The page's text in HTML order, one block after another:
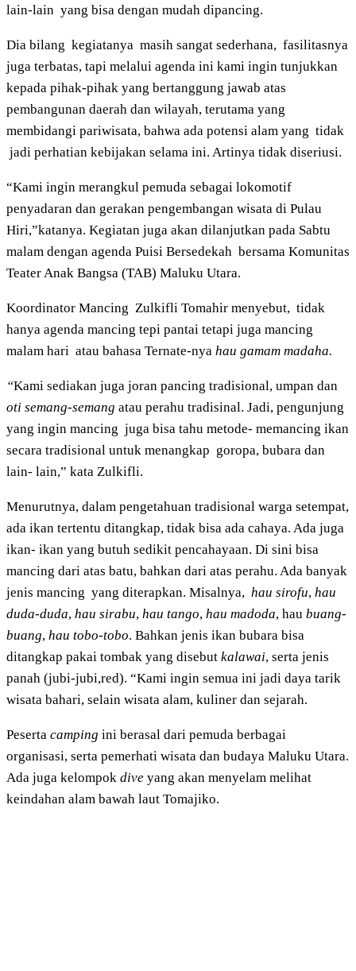
lain-lain yang bisa dengan mudah dipancing.
Dia bilang kegiatanya masih sangat sederhana, fasilitasnya
juga terbatas, tapi melalui agenda ini kami ingin tunjukkan
kepada pihak-pihak yang bertanggung jawab atas
pembangunan daerah dan wilayah, terutama yang
membidangi pariwisata, bahwa ada potensi alam yang tidak
jadi perhatian kebijakan selama ini. Artinya tidak diseriusi.
“Kami ingin merangkul pemuda sebagai lokomotif
penyadaran dan gerakan pengembangan wisata di Pulau
Hiri,”katanya. Kegiatan juga akan dilanjutkan pada Sabtu
malam dengan agenda Puisi Bersedekah bersama Komunitas
Teater Anak Bangsa (TAB) Maluku Utara.
Koordinator Mancing Zulkifli Tomahir menyebut, tidak
hanya agenda mancing tepi pantai tetapi juga mancing
malam hari atau bahasa Ternate-nya hau gamam madaha.
“Kami sediakan juga joran pancing tradisional, umpan dan
oti semang-semang atau perahu tradisinal. Jadi, pengunjung
yang ingin mancing juga bisa tahu metode- memancing ikan
secara tradisional untuk menangkap goropa, bubara dan
lain- lain,” kata Zulkifli.
Menurutnya, dalam pengetahuan tradisional warga setempat,
ada ikan tertentu ditangkap, tidak bisa ada cahaya. Ada juga
ikan- ikan yang butuh sedikit pencahayaan. Di sini bisa
mancing dari atas batu, bahkan dari atas perahu. Ada banyak
jenis mancing yang diterapkan. Misalnya, hau sirofu, hau
duda-duda, hau sirabu, hau tango, hau madoda, hau buang-
buang, hau tobo-tobo. Bahkan jenis ikan bubara bisa
ditangkap pakai tombak yang disebut kalawai, serta jenis
panah (jubi-jubi,red). “Kami ingin semua ini jadi daya tarik
wisata bahari, selain wisata alam, kuliner dan sejarah.
Peserta camping ini berasal dari pemuda berbagai
organisasi, serta pemerhati wisata dan budaya Maluku Utara.
Ada juga kelompok dive yang akan menyelam melihat
keindahan alam bawah laut Tomajiko.